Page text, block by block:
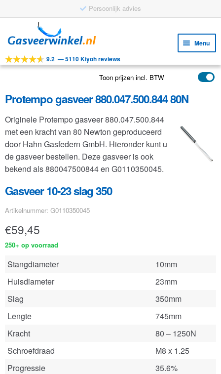
Persoonlijk advies
door
navigatie
naar
inhoud
Menu
Tools
Toepassingen
Klantenservice
FAQ
9.2 —5110 Kiyoh reviews
Toon prijzen incl. BTW
Protempo gasveer 880.047.500.844 80N
Originele Protempo gasveer 880.047.500.844
met een kracht van 80 Newton geproduceerd
door Hahn Gasfedern GmbH. Hieronder kunt u
de gasveer bestellen. Deze gasveer is ook
bekend als 880047500844 en G0110350045.
Gasveer 10-23 slag 350
Artikelnummer: G0110350045
€59,45
250+ op voorraad
Stangdiameter
10mm
Huisdiameter
23mm
Slag
350mm
Lengte
745mm
Kracht
80 – 1250N
Schroefdraad
M8 x 1.25
Progressie
35.6%